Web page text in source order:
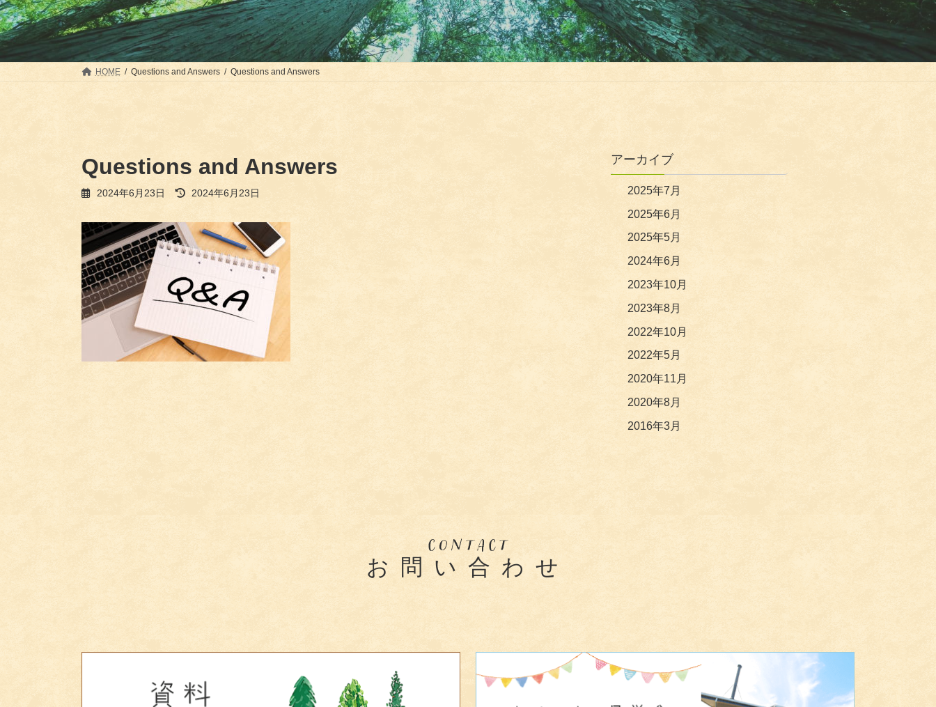
HOME Questions and Answers Questions and Answers
Questions and Answers
2024年6月23日
最
新
日
時
2024年6月23日
アーカイブ
2025年7月
2025年6月
2025年5月
2024年6月
2023年10月
2023年8月
2022年10月
2022年5月
2020年11月
2020年8月
2016年3月
お問い合わせ